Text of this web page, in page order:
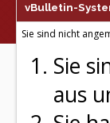
vBulletin-
Sie sind nicht
Sie
aus